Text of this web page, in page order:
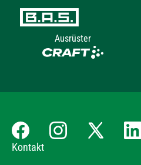
Ausrüster
Kontakt